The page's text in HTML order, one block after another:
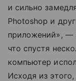
и сильно
Photoshop и
приложений», —
что спустя
компьютер
Исходя из